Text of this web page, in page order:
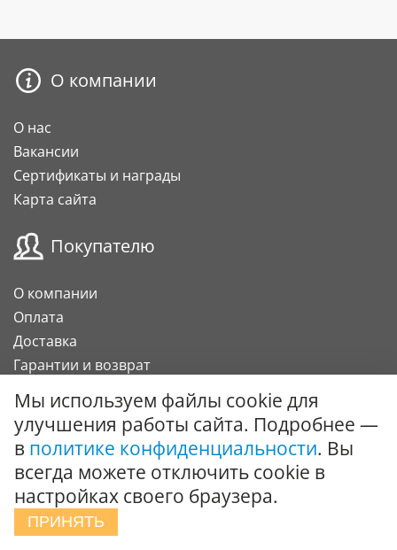
О компании
О нас
Вакансии
Сертификаты и награды
Карта сайта
Покупателю
О компании
Оплата
Доставка
Гарантии и возврат
Подарочный сертификат
Сотрудничество
Поставки под заказ
Вызов специалиста
Мы используем файлы cookie для
улучшения работы сайта. Подробнее —
в политике конфиденциальности. Вы
всегда можете отключить cookie в
настройках своего браузера.
ПРИНЯТЬ